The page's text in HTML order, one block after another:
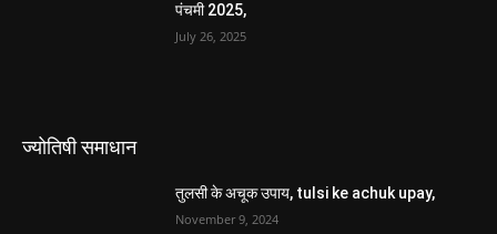
पंचमी 2025,
July 26, 2025
ज्योतिषी समाधान
तुलसी के अचूक उपाय, tulsi ke achuk upay,
November 9, 2024